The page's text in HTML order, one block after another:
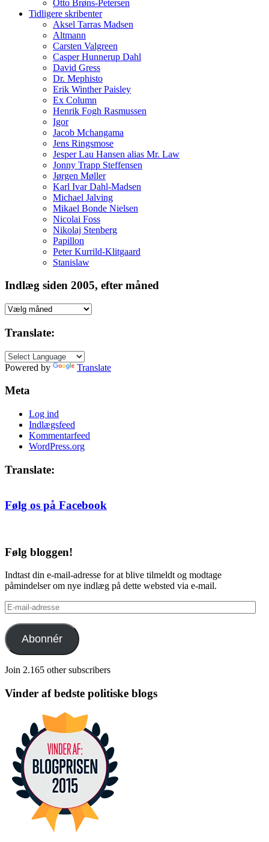
Otto Brøns-Petersen
Tidligere skribenter
Aksel Tarras Madsen
Altmann
Carsten Valgreen
Casper Hunnerup Dahl
David Gress
Dr. Mephisto
Erik Winther Paisley
Ex Column
Henrik Fogh Rasmussen
Igor
Jacob Mchangama
Jens Ringsmose
Jesper Lau Hansen alias Mr. Law
Jonny Trapp Steffensen
Jørgen Møller
Karl Ivar Dahl-Madsen
Michael Jalving
Mikael Bonde Nielsen
Nicolai Foss
Nikolaj Stenberg
Papillon
Peter Kurrild-Klitgaard
Stanislaw
Indlæg siden 2005, efter måned
Indlæg
2005,
måned
Translate:
Powered by Translate
Meta
Log ind
Indlægsfeed
Kommentarfeed
WordPress.org
Translate:
Følg os på Facebook
Følg bloggen!
Indtast din e-mail-adresse for at blive tilmeldt og modtage
påmindelser om nye indlæg på dette websted via e-mail.
E-
mail-
adresse
Abonnér
Join 2.165 other subscribers
Vinder af bedste politiske blogs